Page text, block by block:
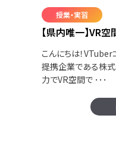
授業・実習
【県内唯一】VR
こんにちは！VTuber
提携企業である株式
力でVR空間で ･･･